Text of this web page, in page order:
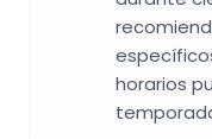
horarios